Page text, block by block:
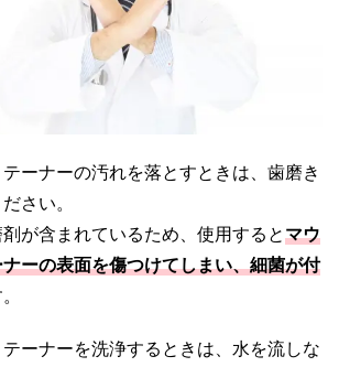
ーナーの汚れを落とすときは、歯磨き
さい。
が含まれているため、使用するとマウ
ーの表面を傷つけてしまい、細菌が付
ーナーを洗浄するときは、水を流しな